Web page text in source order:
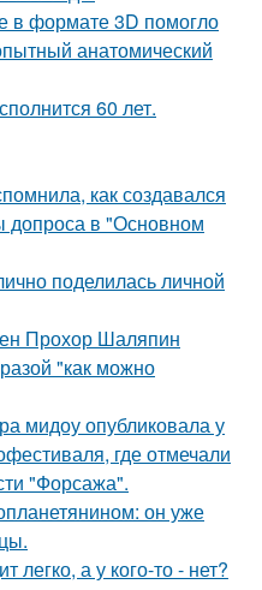
в формате 3D помогло
анатомический
60 лет.
как создавался
допроса в "Основном
поделилась личной
Прохор Шаляпин
"как можно
мидоу опубликовала у
где отмечали
"Форсажа".
он уже
легко, а у кого-то - нет?